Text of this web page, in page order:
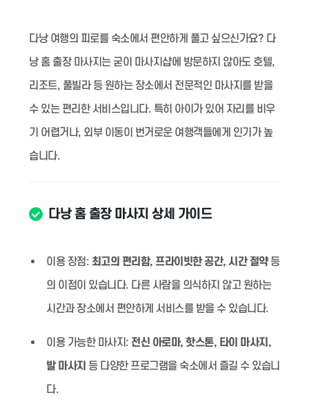
다낭 여행의 피로를 숙소에서 편안하게 풀고 싶으신가요? 다
낭 홈 출장 마사지는 굳이 마사지샵에 방문하지 않아도 호텔,
리조트, 풀빌라 등 원하는 장소에서 전문적인 마사지를 받을
수 있는 편리한 서비스입니다. 특히 아이가 있어 자리를 비우
기 어렵거나, 외부 이동이 번거로운 여행객들에게 인기가 높
습니다.
다낭 홈 출장 마사지 상세 가이드
이용 장점: 최고의 편리함, 프라이빗한 공간, 시간 절약등
의 이점이 있습니다. 다른 사람을 의식하지 않고 원하는
시간과 장소에서 편안하게 서비스를 받을 수 있습니다.
이용 가능한 마사지: 전신 아로마, 핫스톤, 타이 마사지,
발 마사지 등 다양한 프로그램을 숙소에서 즐길 수 있습니
다.